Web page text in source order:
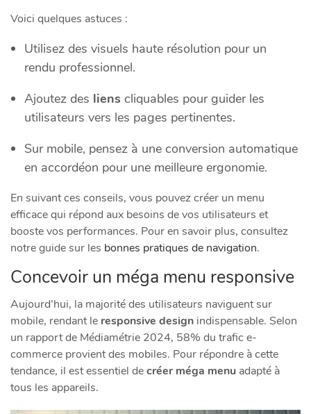
Voici quelques astuces :
Utilisez des visuels haute résolution pour un
rendu professionnel.
Ajoutez des liens cliquables pour guider les
utilisateurs vers les pages pertinentes.
Sur mobile, pensez à une conversion automatique
en accordéon pour une meilleure ergonomie.
En suivant ces conseils, vous pouvez créer un menu
efficace qui répond aux besoins de vos utilisateurs et
booste vos performances. Pour en savoir plus, consultez
notre guide sur les bonnes pratiques de navigation.
Concevoir un méga menu responsive
Aujourd’hui, la majorité des utilisateurs naviguent sur
mobile, rendant le responsive design indispensable. Selon
un rapport de Médiamétrie 2024, 58% du trafic e-
commerce provient des mobiles. Pour répondre à cette
tendance, il est essentiel decréer méga menu adapté à
tous les appareils.